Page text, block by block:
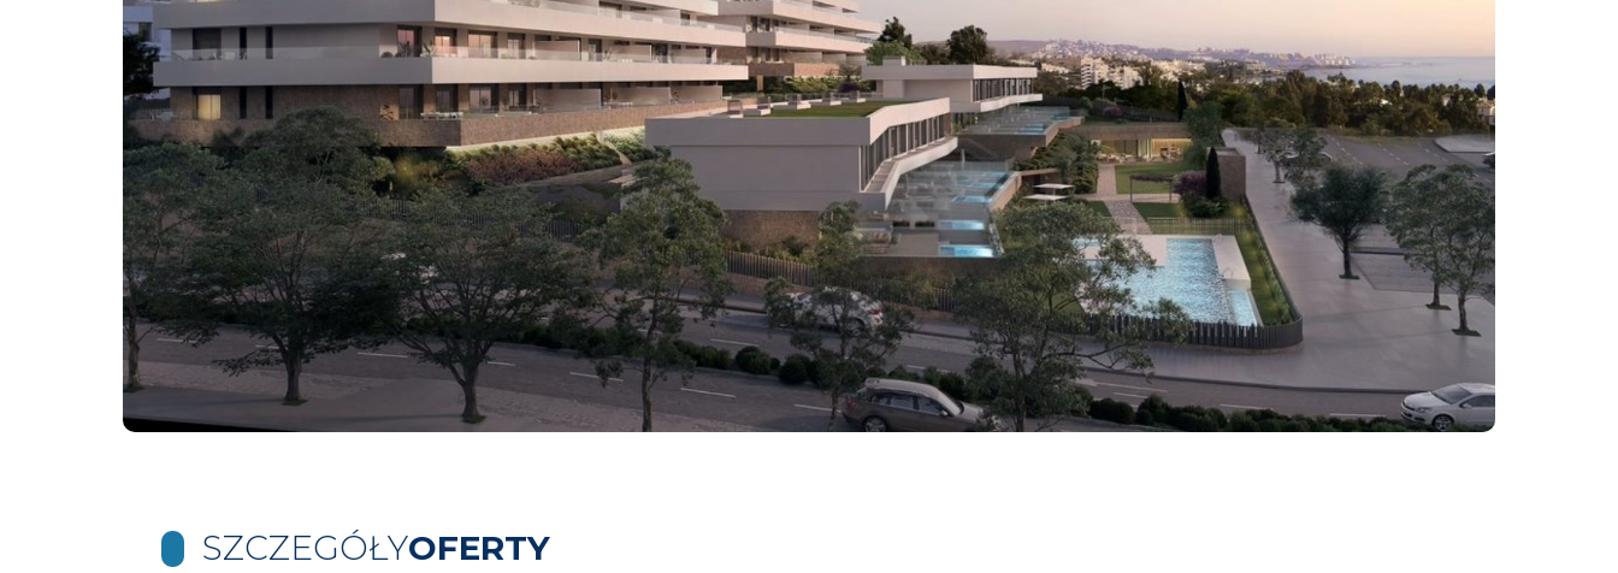
SZCZEGÓŁYOFERTY